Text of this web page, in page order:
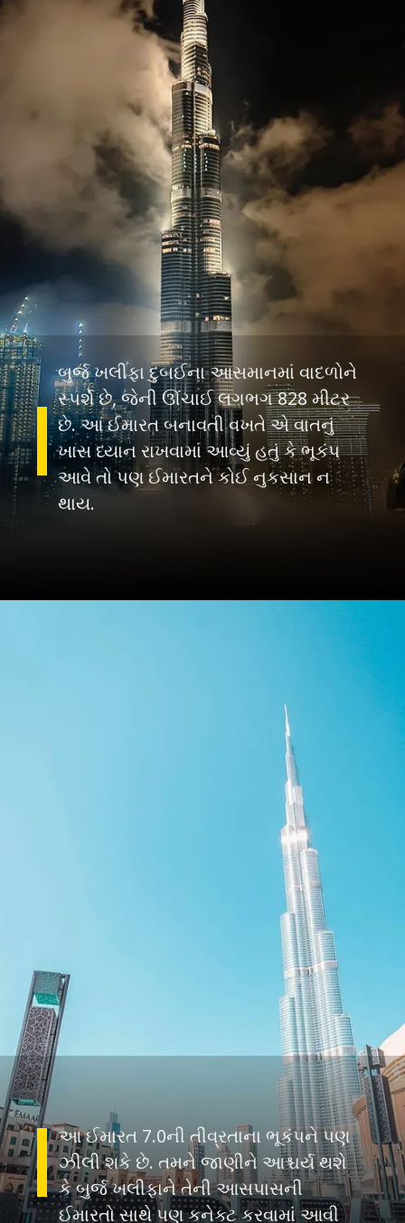
બુર્જ ખલીફા દુબઈના આસમાનમાં વાદળોને
સ્પર્શે છે, જેની ઊંચાઈ લગભગ 828 મીટર
છે. આ ઈમારત બનાવતી વખતે એ વાતનું
ખાસ ધ્યાન રાખવામાં આવ્યું હતું કે ભૂકંપ
આવે તો પણ ઈમારતને કોઈ નુકસાન ન
આ ઈમારત 7.0ની તીવ્રતાના ભૂકંપને પણ
ઝીલી શકે છે. તમને જાણીને આશ્ચર્ય થશે
કે બુર્જ ખલીફાને તેની આસપાસની
ઈમારતો સાથે પણ કનેક્ટ કરવામાં આવી